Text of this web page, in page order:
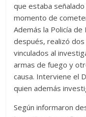
que estaba
momento de
Además la Policía
después, realizó
vinculados al
armas de fuego y
causa. Interviene el
quien además
Según informaron